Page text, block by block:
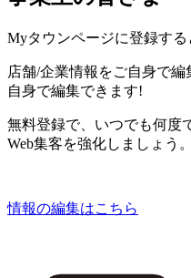
Myタウンページに登録する
店舗/企業情報をご自身で編
自身で編集できます!
無料登録で、いつでも何度
Web集客を強化しましょう。
情報の編集はこちら